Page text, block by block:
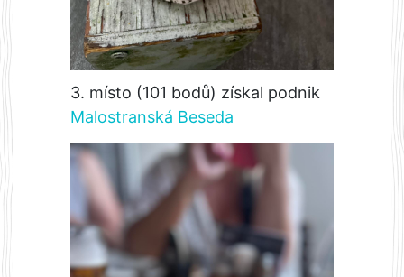
3. místo (101 bodů) získal podnik
Malostranská Beseda